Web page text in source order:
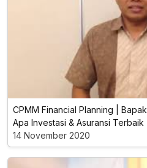
CPMM Financial Planning |
Apa Investasi & Asuransi Terbaik
14 November 2020